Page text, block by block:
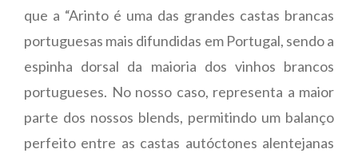
que a “Arinto é uma das grandes castas brancas
portuguesas mais difundidas em Portugal, sendo a
espinha dorsal da maioria dos vinhos brancos
portugueses. No nosso caso, representa a maior
parte dos nossos blends, permitindo um balanço
perfeito entre as castas autóctones alentejanas